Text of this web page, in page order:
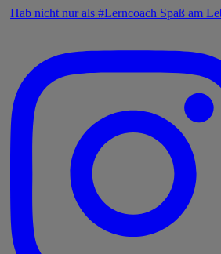
Hab nicht nur als #Lerncoach Spaß am